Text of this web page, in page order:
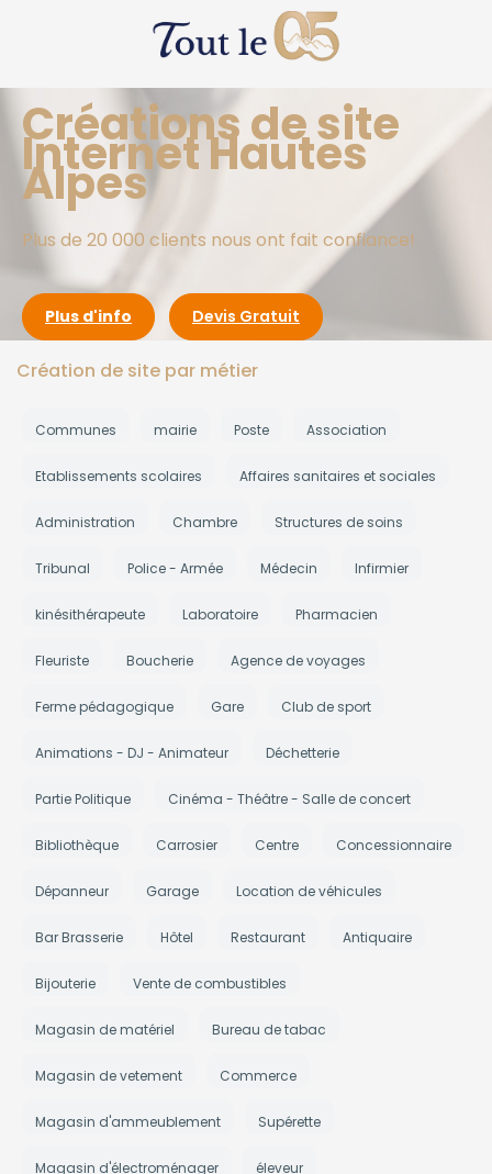
Créations de site
Internet Hautes
Alpes
Plus de 20 000 clients nous ont fait confiance!
Plus d'info Devis Gratuit
Création de site par métier
Communes mairie Poste Association
Etablissements scolaires Affaires sanitaires et sociales
Administration Chambre Structures de soins
Tribunal Police - Armée Médecin Infirmier
kinésithérapeute Laboratoire Pharmacien
Fleuriste Boucherie Agence de voyages
Ferme pédagogique Gare Club de sport
Animations - DJ - Animateur Déchetterie
Partie Politique Cinéma - Théâtre - Salle de concert
Bibliothèque Carrosier Centre Concessionnaire
Dépanneur Garage Location de véhicules
Bar Brasserie Hôtel Restaurant Antiquaire
Bijouterie Vente de combustibles
Magasin de matériel Bureau de tabac
Magasin de vetement Commerce
Magasin d'ammeublement Supérette
Magasin d'électroménager éleveur